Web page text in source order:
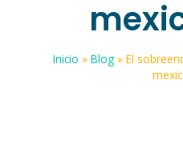
Inicio » Blog» El